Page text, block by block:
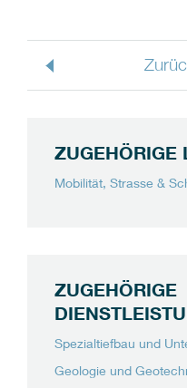
ZUGEHÖRIGE
Mobilität, Strasse &
ZUGEHÖRIGE
Spezialtiefbau und
Geologie und